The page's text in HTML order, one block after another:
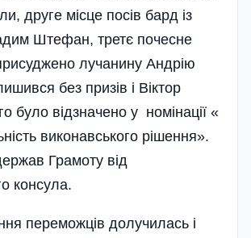
друге місце посів бард із
Штефан, третє почесне
лучанину Андрію
без призів і Віктор
було відзначено у номінації «
виконавського рішення».
Грамоту від
консула.
переможців долучилась і